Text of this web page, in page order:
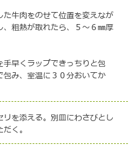
牛肉をのせて位置を変えなが
粗熱が取れたら、５～６㎜厚
早くラップできっちりと包
み、室温に３０分おいてか
を添える。別皿にわさびとし
く。